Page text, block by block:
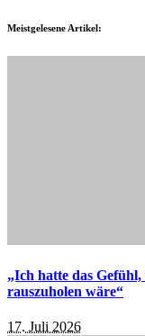
Meistgelesene Artikel:
„Ich hatte das
rauszuholen wäre“
17. Juli 2026